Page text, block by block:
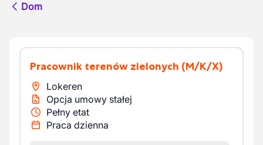
Dom
Pracownik terenów zielonych (M/K/X)
Lokeren
Opcja umowy stałej
Pełny etat
Praca dzienna